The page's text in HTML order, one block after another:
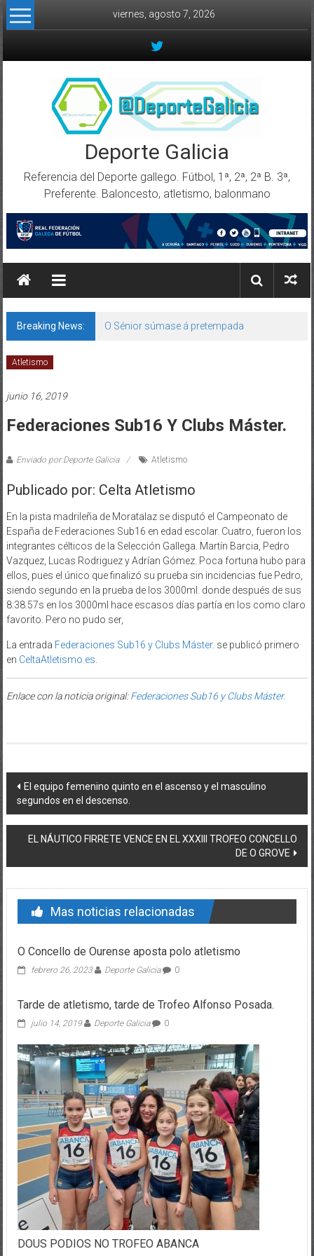
Skip to content
viernes, agosto 7, 2026
Deporte Galicia
Referencia del Deporte gallego. Fútbol, 1ª, 2ª, 2ª B. 3ª,
Preferente. Baloncesto, atletismo, balonmano
Breaking News: O Sénior súmase á pretempada
Atletismo
junio 16, 2019
Federaciones Sub16 Y Clubs Máster.
Enviado por:Deporte Galicia Atletismo
Publicado por: Celta Atletismo
En la pista madrileña de Moratalaz se disputó el Campeonato de
España de Federaciones Sub16 en edad escolar. Cuatro, fueron los
integrantes célticos de la Selección Gallega. Martín Barcia, Pedro
Vazquez, Lucas Rodriguez y Adrían Gómez. Poca fortuna hubo para
ellos, pues el único que finalizó su prueba sin incidencias fue Pedro,
siendo segundo en la prueba de los 3000ml. donde después de sus
8:38.57s en los 3000ml hace escasos días partía en los como claro
favorito. Pero no pudo ser,
La entrada Federaciones Sub16 y Clubs Máster. se publicó primero
en CeltaAtletismo.es.
Enlace con la noticia original:Federaciones Sub16 y Clubs Máster.
Post navigation
El equipo femenino quinto en el ascenso y el masculino
segundos en el descenso.
EL NÁUTICO FIRRETE VENCE EN EL XXXIII TROFEO CONCELLO
DE O GROVE
Mas noticias relacionadas
O Concello de Ourense aposta polo atletismo
febrero 26, 2023 Deporte Galicia 0
Tarde de atletismo, tarde de Trofeo Alfonso Posada.
julio 14, 2019 Deporte Galicia 0
DOUS PODIOS NO TROFEO ABANCA